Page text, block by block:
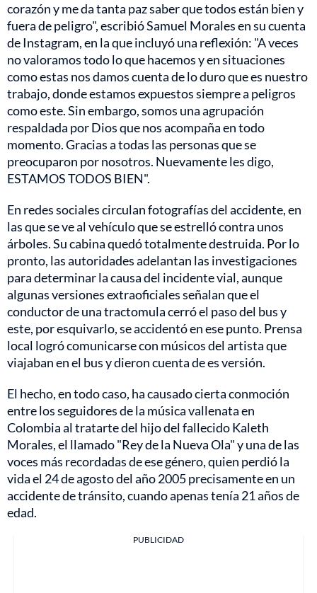
corazón y me da tanta paz saber que todos están bien y
fuera de peligro", escribió Samuel Morales en su cuenta
de Instagram, en la que incluyó una reflexión: "A veces
no valoramos todo lo que hacemos y en situaciones
como estas nos damos cuenta de lo duro que es nuestro
trabajo, donde estamos expuestos siempre a peligros
como este. Sin embargo, somos una agrupación
respaldada por Dios que nos acompaña en todo
momento. Gracias a todas las personas que se
preocuparon por nosotros. Nuevamente les digo,
ESTAMOS TODOS BIEN".
En redes sociales circulan fotografías del accidente, en
las que se ve al vehículo que se estrelló contra unos
árboles. Su cabina quedó totalmente destruida. Por lo
pronto, las autoridades adelantan las investigaciones
para determinar la causa del incidente vial, aunque
algunas versiones extraoficiales señalan que el
conductor de una tractomula cerró el paso del bus y
este, por esquivarlo, se accidentó en ese punto. Prensa
local logró comunicarse con músicos del artista que
viajaban en el bus y dieron cuenta de es versión.
El hecho, en todo caso, ha causado cierta conmoción
entre los seguidores de la música vallenata en
Colombia al tratarte del hijo del fallecido Kaleth
Morales, el llamado "Rey de la Nueva Ola" y una de las
voces más recordadas de ese género, quien perdió la
vida el 24 de agosto del año 2005 precisamente en un
accidente de tránsito, cuando apenas tenía 21 años de
edad.
PUBLICIDAD